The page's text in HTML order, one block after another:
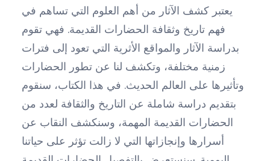
يعتبر كشف الآثار من أهم العلوم التي تساهم في
فهم تاريخ وثقافة الحضارات القديمة. فهي تقوم
بدراسة الآثار والمواقع الأثرية التي تعود إلى فترات
زمنية مختلفة، وتكشف لنا عن تطور الحضارات
وتأثيرها على العالم الحديث. في هذا الكتاب، سنقوم
بتقديم دراسة شاملة عن التاريخ والثقافة لعدد من
الحضارات القديمة المهمة، وسنكشف النقاب عن
أسرارها وإنجازاتها التي لا زالت تؤثر على حياتنا